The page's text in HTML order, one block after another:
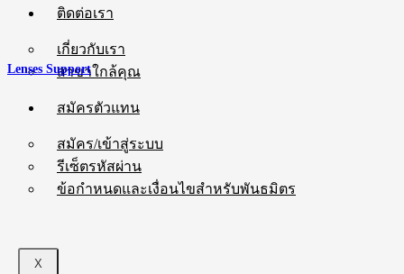
ติดต่อเรา
เกี่ยวกับเรา
สาขาใกล้คุณ
สมัครตัวแทน
สมัคร/เข้าสู่ระบบ
รีเซ็ตรหัสผ่าน
ข้อกำหนดและเงื่อนไขสำหรับพันธมิตร
X
Lenses Support